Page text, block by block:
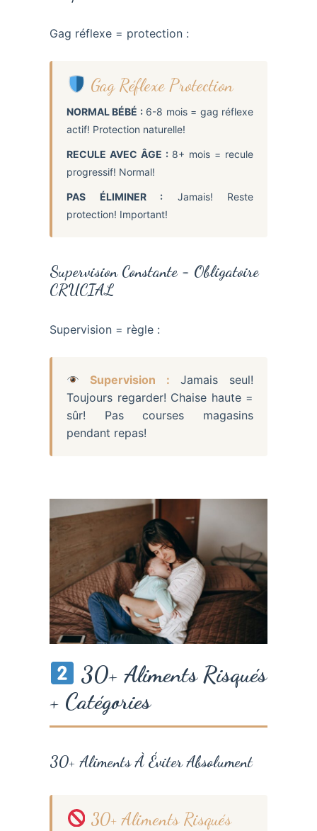
Gag réflexe = protection :
Gag Réflexe Protection
NORMAL BÉBÉ :6-8 mois = gag réflexe
actif! Protection naturelle!
RECULE AVEC ÂGE :8+ mois = recule
progressif! Normal!
PAS ÉLIMINER : Jamais! Reste
protection! Important!
Supervision Constante = Obligatoire
CRUCIAL
Supervision = règle :
Supervision : Jamais seul!
Toujours regarder! Chaise haute =
sûr! Pas courses magasins
pendant repas!
30+ Aliments Risqués
+ Catégories
30+ Aliments À Éviter Absolument
30+ Aliments Risqués